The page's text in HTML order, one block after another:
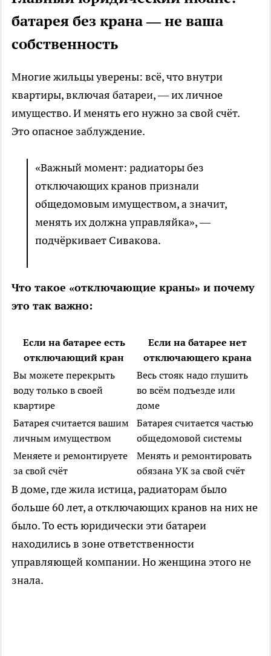
батарея без крана — не ваша
собственность
Многие жильцы уверены: всё, что внутри
квартиры, включая батареи, — их личное
имущество. И менять его нужно за свой счёт.
Это опасное заблуждение.
«Важный момент: радиаторы без
отключающих кранов признали
общедомовым имуществом, а значит,
менять их должна управляйка», —
подчёркивает Сивакова.
Что такое «отключающие краны» и почему
это так важно:
Если на батарее есть
отключающий кран
Если на батарее нет
отключающего крана
Вы можете перекрыть
воду только в своей
квартире
Весь стояк надо глушить
во всём подъезде или
доме
Батарея считается вашим
личным имуществом
Батарея считается частью
общедомовой системы
Меняете и ремонтируете
за свой счёт
Менять и ремонтировать
обязана УК за свой счёт
В доме, где жила истица, радиаторам было
больше 60 лет, а отключающих кранов на них не
было. То есть юридически эти батареи
находились в зоне ответственности
управляющей компании. Но женщина этого не
знала.